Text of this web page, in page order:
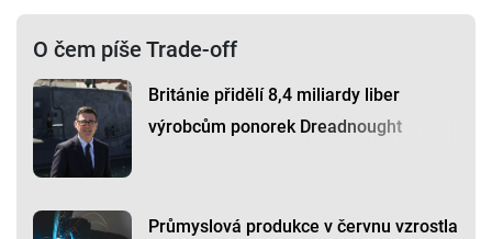
O čem píše Trade-off
Británie přidělí 8,4 miliardy liber
výrobcům ponorek Dreadnought
Průmyslová produkce v červnu vzrostla